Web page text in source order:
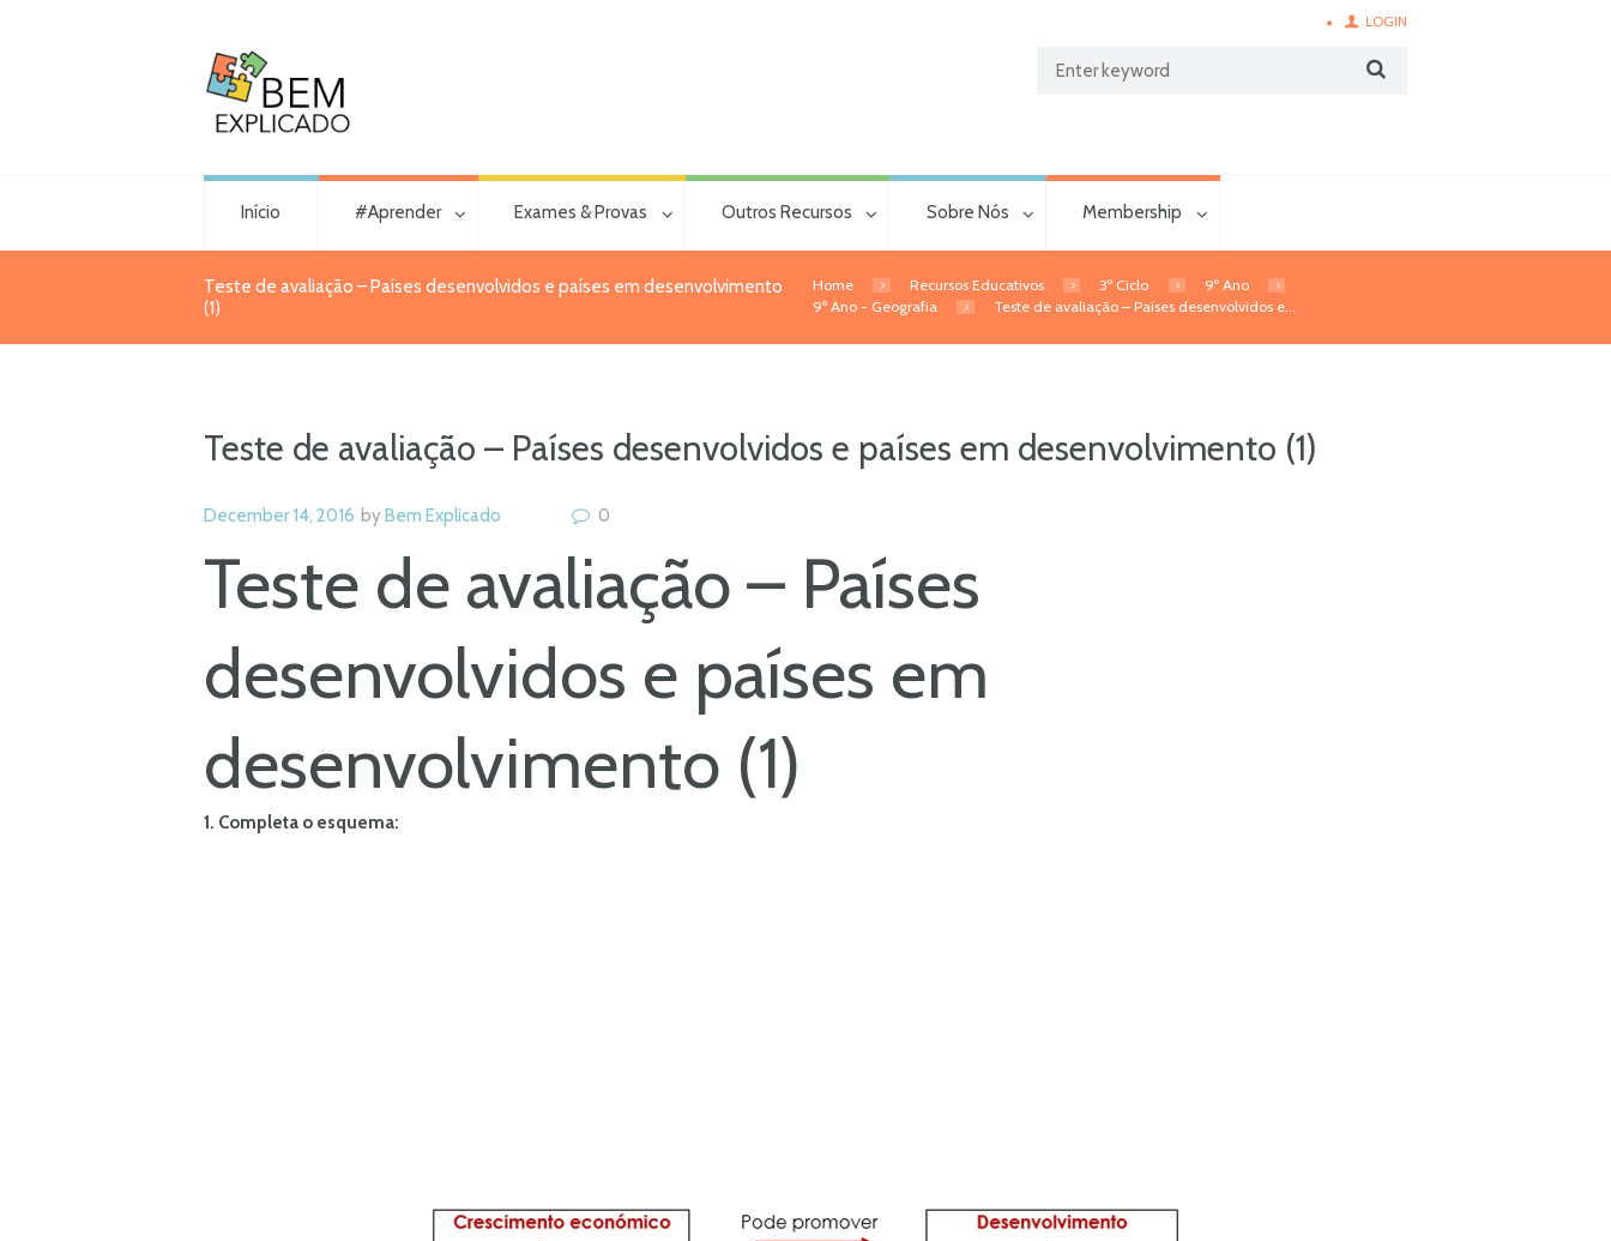
LOGIN
Início #Aprender Exames & Provas Outros Recursos Sobre Nós Membership
Teste de avaliação – Países desenvolvidos e países em desenvolvimento
(1)
Home Recursos Educativos 3º Ciclo
9º Ano
9º Ano - Geografia
Teste de avaliação – Países desenvolvidos e...
Teste de avaliação – Países desenvolvidos e países em desenvolvimento (1)
December 14, 2016 byBem Explicado 0
Teste de avaliação – Países
desenvolvidos e países em
desenvolvimento (1)
1. Completa o esquema: